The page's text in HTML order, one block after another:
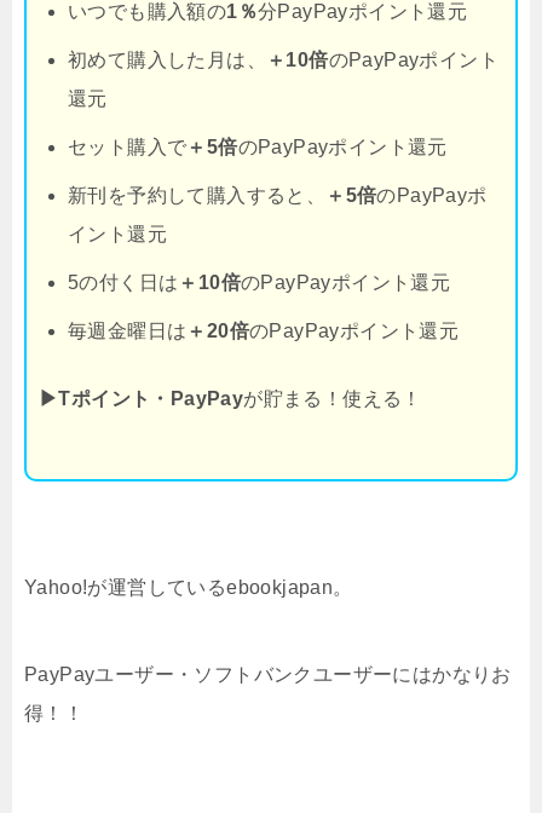
いつでも購入額の1％分PayPayポイント還元
初めて購入した月は、 ＋10倍のPayPayポイント
還元
セット購入で ＋5倍のPayPayポイント還元
新刊を予約して購入すると、 ＋5倍のPayPayポ
イント還元
5の付く日は ＋10倍のPayPayポイント還元
毎週金曜日は ＋20倍のPayPayポイント還元
▶Tポイント・PayPayが貯まる！使える！
Yahoo!が運営しているebookjapan。
PayPayユーザー・ソフトバンクユーザーにはかなりお
得！！